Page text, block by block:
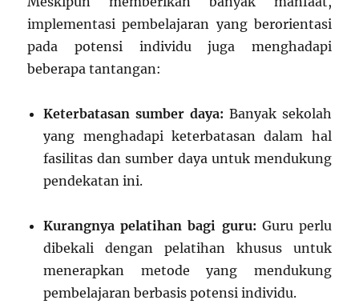
implementasi pembelajaran yang berorientasi
pada potensi individu juga menghadapi
beberapa tantangan:
Keterbatasan sumber daya: Banyak sekolah
yang menghadapi keterbatasan dalam hal
fasilitas dan sumber daya untuk mendukung
pendekatan ini.
Kurangnya pelatihan bagi guru: Guru perlu
dibekali dengan pelatihan khusus untuk
menerapkan metode yang mendukung
pembelajaran berbasis potensi individu.